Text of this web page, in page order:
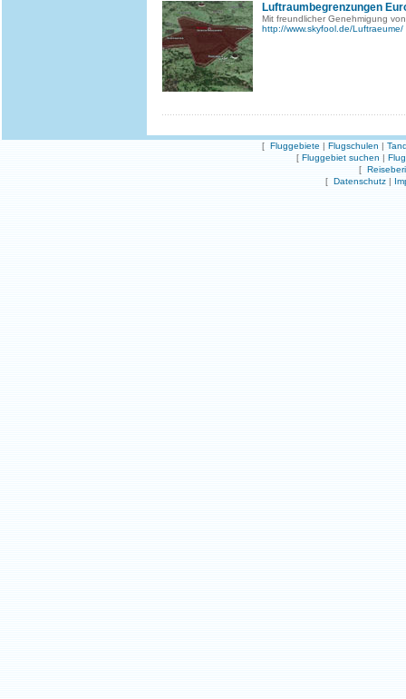
Luftraumbegrenzungen
Mit freundlicher Genehmigung
http://www.skyfool.de/Luftraeume/
[ Fluggebiete | Flugschulen |
[ Fluggebiet suchen |
[
[ Datenschutz |